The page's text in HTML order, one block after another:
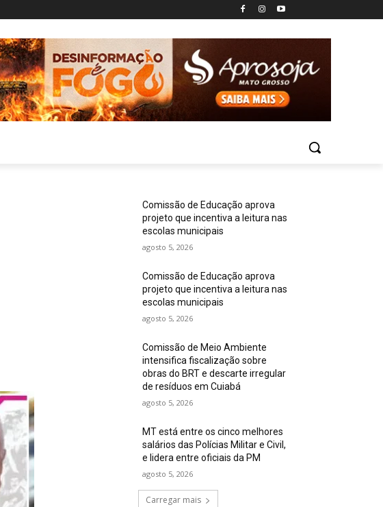
Comissão de Educação aprova
projeto que incentiva a leitura nas
escolas municipais
agosto 5, 2026
Comissão de Educação aprova
projeto que incentiva a leitura nas
escolas municipais
agosto 5, 2026
Comissão de Meio Ambiente
intensifica fiscalização sobre
obras do BRT e descarte irregular
de resíduos em Cuiabá
agosto 5, 2026
MT está entre os cinco melhores
salários das Polícias Militar e Civil,
e lidera entre oficiais da PM
agosto 5, 2026
Carregar mais